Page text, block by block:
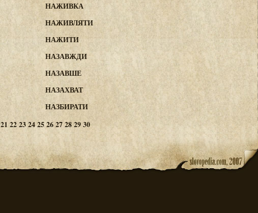
НАЖИВКА
НАЖИВЛЯТИ
НАЖИТИ
НАЗАВЖДИ
НАЗАВШЕ
НАЗАХВАТ
НАЗБИРАТИ
21 222324252627282930